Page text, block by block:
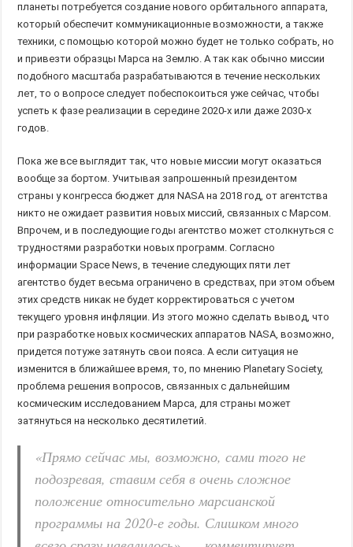
планеты потребуется создание нового орбитального аппарата,
который обеспечит коммуникационные возможности, а также
техники, с помощью которой можно будет не только собрать, но
и привезти образцы Марса на Землю. А так как обычно миссии
подобного масштаба разрабатываются в течение нескольких
лет, то о вопросе следует побеспокоиться уже сейчас, чтобы
успеть к фазе реализации в середине 2020-х или даже 2030-х
годов.
Пока же все выглядит так, что новые миссии могут оказаться
вообще за бортом. Учитывая запрошенный президентом
страны у конгресса бюджет для NASA на 2018 год, от агентства
никто не ожидает развития новых миссий, связанных с Марсом.
Впрочем, и в последующие годы агентство может столкнуться с
трудностями разработки новых программ. Согласно
информации Space News, в течение следующих пяти лет
агентство будет весьма ограничено в средствах, при этом объем
этих средств никак не будет корректироваться с учетом
текущего уровня инфляции. Из этого можно сделать вывод, что
при разработке новых космических аппаратов NASA, возможно,
придется потуже затянуть свои пояса. А если ситуация не
изменится в ближайшее время, то, по мнению Planetary Society,
проблема решения вопросов, связанных с дальнейшим
космическим исследованием Марса, для страны может
затянуться на несколько десятилетий.
«Прямо сейчас мы, возможно, сами того не
подозревая, ставим себя в очень сложное
положение относительно марсианской
программы на 2020-е годы. Слишком много